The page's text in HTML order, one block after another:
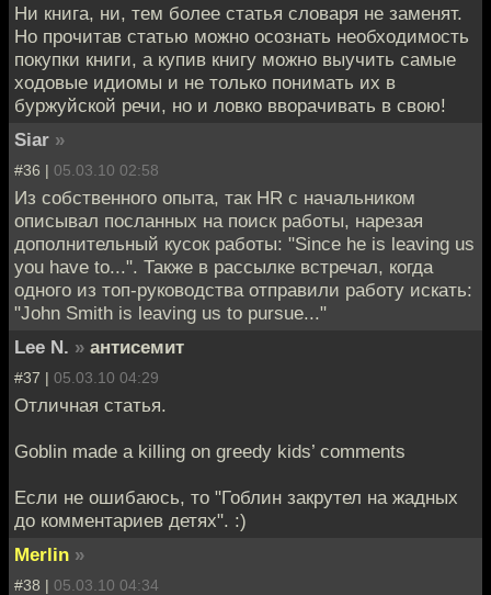
Ни книга, ни, тем более статья словаря не заменят.
Но прочитав статью можно осознать необходимость
покупки книги, а купив книгу можно выучить самые
ходовые идиомы и не только понимать их в
буржуйской речи, но и ловко вворачивать в свою!
Siar »
#36 | 05.03.10 02:58
Из собственного опыта, так HR с начальником
описывал посланных на поиск работы, нарезая
дополнительный кусок работы: "Since he is leaving us
you have to...". Также в рассылке встречал, когда
однoго из топ-руководства отправили работу искать:
"John Smith is leaving us to pursue..."
Lee N. » антисемит
#37 | 05.03.10 04:29
Отличная статья.
Goblin made a killing on greedy kids’ comments
Если не ошибаюсь, то "Гоблин закрутел на жадных
до комментариев детях". :)
Merlin »
#38 | 05.03.10 04:34